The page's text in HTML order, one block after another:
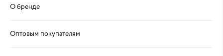
О бренде
Оптовым покупателям